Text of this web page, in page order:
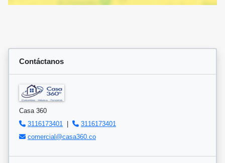
Contáctanos
Casa 360
3116173401
|
3116173401
comercial@casa360.co